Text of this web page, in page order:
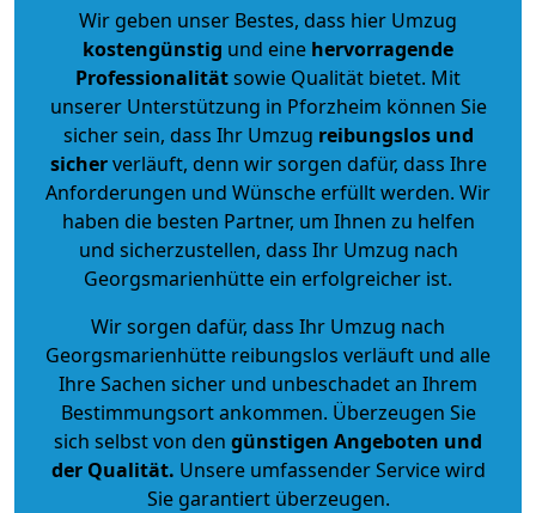
Wir geben unser Bestes, dass hier Umzug
kostengünstig und eine hervorragende
Professionalitätsowie Qualität bietet. Mit
unserer Unterstützung in Pforzheim können Sie
sicher sein, dass Ihr Umzug reibungslos und
sicherverläuft, denn wir sorgen dafür, dass Ihre
Anforderungen und Wünsche erfüllt werden. Wir
haben die besten Partner, um Ihnen zu helfen
und sicherzustellen, dass Ihr Umzug nach
Georgsmarienhütte ein erfolgreicher ist.
Wir sorgen dafür, dass Ihr Umzug nach
Georgsmarienhütte reibungslos verläuft und alle
Ihre Sachen sicher und unbeschadet an Ihrem
Bestimmungsort ankommen. Überzeugen Sie
sich selbst von den günstigen Angeboten und
der Qualität. Unsere umfassender Service wird
Sie garantiert überzeugen.